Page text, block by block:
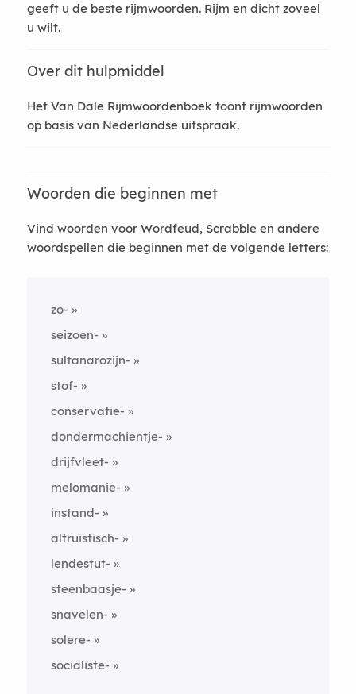
geeft u de beste rijmwoorden. Rijm en dicht zoveel
u wilt.
Over dit hulpmiddel
Het Van Dale Rijmwoordenboek toont rijmwoorden
op basis van Nederlandse uitspraak.
Woorden die beginnen met
Vind woorden voor Wordfeud, Scrabble en andere
woordspellen die beginnen met de volgende letters:
zo-
seizoen-
sultanarozijn-
stof-
conservatie-
dondermachientje-
drijfvleet-
melomanie-
instand-
altruistisch-
lendestut-
steenbaasje-
snavelen-
solere-
socialiste-